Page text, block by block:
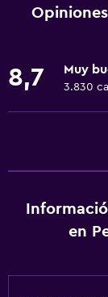
Toallas
Calefacción
Gel de ducha
8,7 Muy
3.830
en